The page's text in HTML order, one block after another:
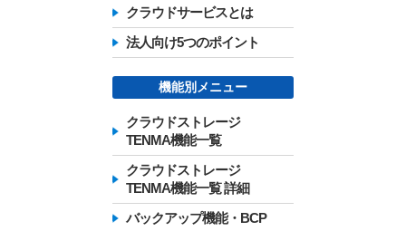
クラウドサービスとは
法人向け5つのポイント
機能別メニュー
クラウドストレージ
TENMA機能一覧
クラウドストレージ
TENMA機能一覧 詳細
バックアップ機能・BCP